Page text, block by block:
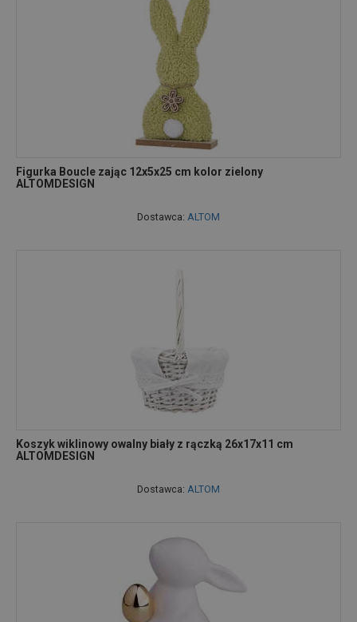
Figurka Boucle zając 12x5x25 cm kolor zielony
ALTOMDESIGN
Dostawca: ALTOM
Koszyk wiklinowy owalny biały z rączką 26x17x11 cm
ALTOMDESIGN
Dostawca: ALTOM